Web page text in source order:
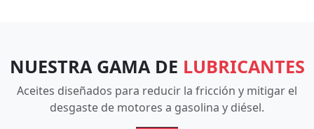
NUESTRA GAMA DE LUBRICANTES
Aceites diseñados para reducir la fricción y mitigar el
desgaste de motores a gasolina y diésel.